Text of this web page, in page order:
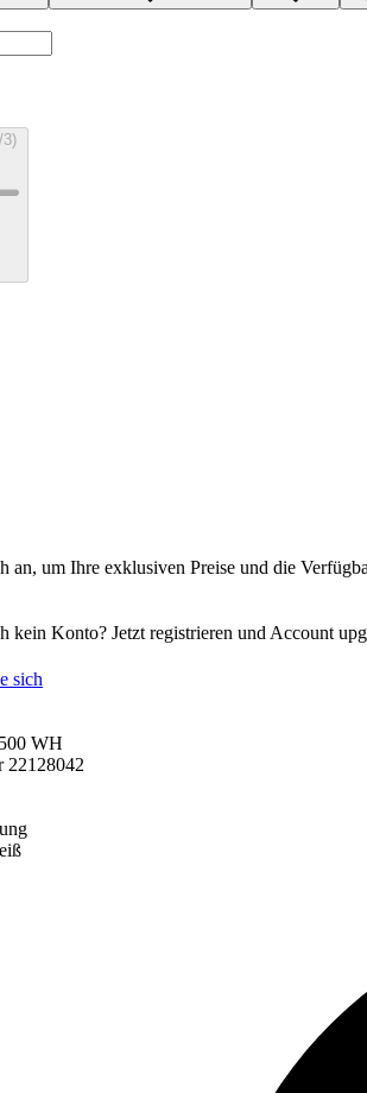
an, um Ihre exklusiven Preise und die
kein Konto? Jetzt registrieren und Account
sich
WH
22128042